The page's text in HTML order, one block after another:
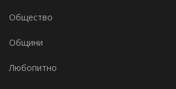
Общество
Общини
Любопитно